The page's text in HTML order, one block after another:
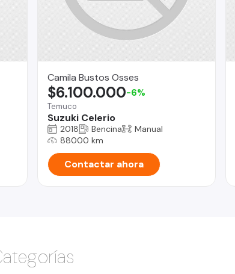
Camila Bustos Osses
Temuco
Suzuki Celerio
$6.100.000-6%
2018 Bencina
Manual
88000 km
Contactar ahora